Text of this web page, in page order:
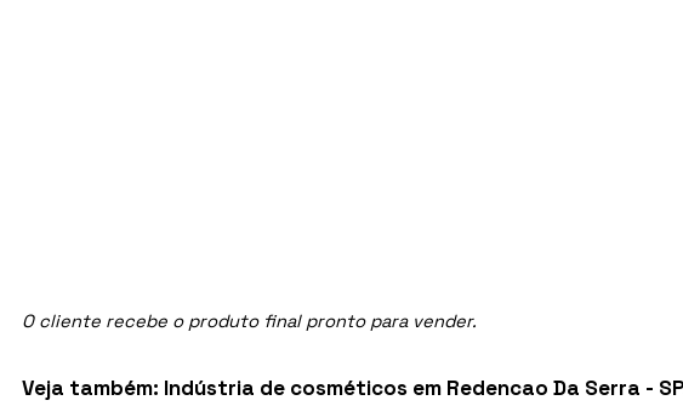
O cliente recebe o produto final pronto para vender.
Veja também: Indústria de cosméticos em Redencao Da Serra - SP